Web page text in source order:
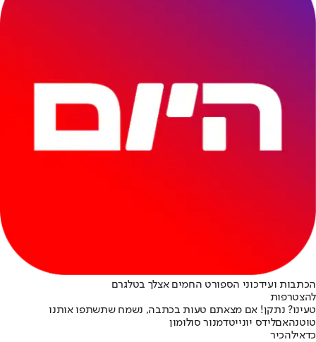
הכתבות ועידכוני הספורט החמים אצלך בטלגרם
להצטרפות
טעינו? נתקן! אם מצאתם טעות בכתבה, נשמח שתשתפו אותנו
טוטנהאםלידס יונייטדמנור סולומון
כדאילהכיר